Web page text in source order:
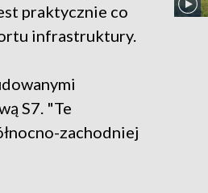
praktycznie co
infrastruktury.
S7. "Te
zachodniej